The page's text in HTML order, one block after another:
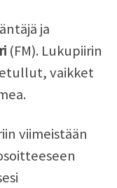
ja
(FM). Lukupiirin
vaikket
viimeistään